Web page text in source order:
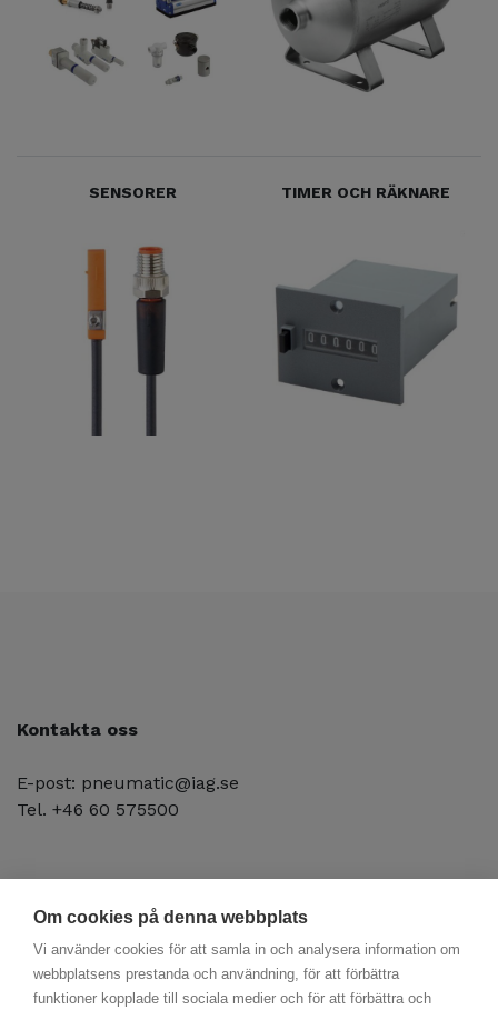
Om cookies på denna webbplats
Vi använder cookies för att samla in och analysera information om
webbplatsens prestanda och användning, för att förbättra
funktioner kopplade till sociala medier och för att förbättra och
SENSORER TIMER OCH RÄKNARE
Kontakta oss
E-post: pneumatic@iag.se
Tel. +46 60 575500